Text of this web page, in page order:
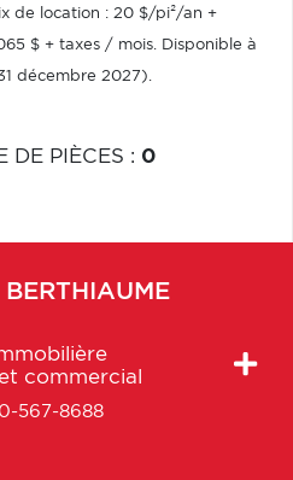
de location : 20 $/pi²/an +
$ + taxes / mois. Disponible à
décembre 2027).
DE PIÈCES : 0
BERTHIAUME
commercial
567-8688